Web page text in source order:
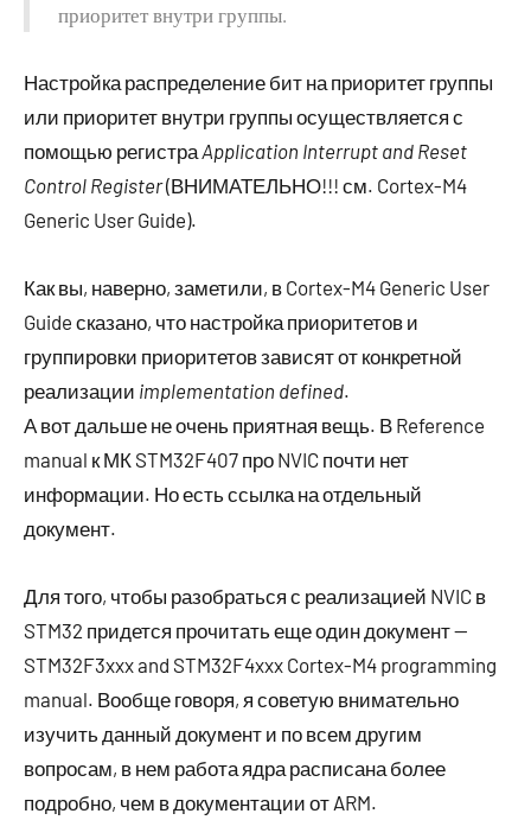
приоритет внутри группы.
Настройка распределение бит на приоритет группы
или приоритет внутри группы осуществляется с
помощью регистраApplication Interrupt and Reset
Control Register(ВНИМАТЕЛЬНО!!! см. Cortex-M4
Generic User Guide).
Как вы, наверно, заметили, в Cortex-M4 Generic User
Guide сказано, что настройка приоритетов и
группировки приоритетов зависят от конкретной
реализации implementation defined.
А вот дальше не очень приятная вещь. В Reference
manual к МК STM32F407 про NVIC почти нет
информации. Но есть ссылка на отдельный
документ.
Для того, чтобы разобраться с реализацией NVIC в
STM32 придется прочитать еще один документ —
STM32F3xxx and STM32F4xxx Cortex-M4 programming
manual. Вообще говоря, я советую внимательно
изучить данный документ и по всем другим
вопросам, в нем работа ядра расписана более
подробно, чем в документации от ARM.